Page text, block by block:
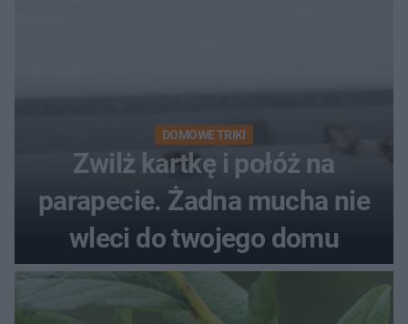
DOMOWE TRIKI
Zwilż kartkę i połóż na
parapecie. Żadna mucha nie
wleci do twojego domu